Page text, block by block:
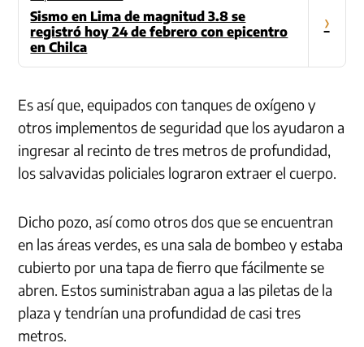
Sismo en Lima de magnitud 3.8 se
registró hoy 24 de febrero con epicentro
en Chilca
›
Es así que, equipados con tanques de oxígeno y
otros implementos de seguridad que los ayudaron a
ingresar al recinto de tres metros de profundidad,
los salvavidas policiales lograron extraer el cuerpo.
Dicho pozo, así como otros dos que se encuentran
en las áreas verdes, es una sala de bombeo y estaba
cubierto por una tapa de fierro que fácilmente se
abren. Estos suministraban agua a las piletas de la
plaza y tendrían una profundidad de casi tres
metros.